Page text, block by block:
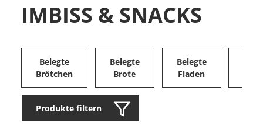
IMBISS & SNACKS
Belegte
Brötchen
Belegte
Brote
Belegte
Fladen
Produkte filtern